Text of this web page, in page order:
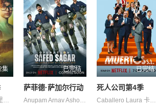
集
克里斯蒂·柏克 克里斯蒂娜·沃尔夫 塔玛拉·拉多瓦诺维奇 帕夫莱·耶里尼奇 戴安娜·贝穆德斯 沙利妮·佩里斯 理查德·弗利施曼 瑞安·亚当斯 瑞斯·里奇 蒂安娜·乌普切娃 贾德兰·马尔科维奇
已完结
萨菲德·萨加尔行动
Anupam Arnav Ashok Bhasin Danish Dia Edward Husain K. Khan Masoom Mehta Mirza Mumtaz Raina Raj R·巴克提·克莱因 Sinha Sonnenblick Taaruk Vasudeva 丹尼斯·侯赛因 吉米·舍尔吉勒 悉塔尔特 普拉加克塔·科利 米希尔·阿胡贾 维奈·帕塔克 莫汉·卡普尔 阿姆丽塔·巴格琪 阿比·维尔马 阿赫梅德·坎 阿迪勒·侯赛因 马克·班宁顿 马努·里希·查达
已完结
死人公司第4季
Caballero Laura 卡洛斯·阿雷塞斯